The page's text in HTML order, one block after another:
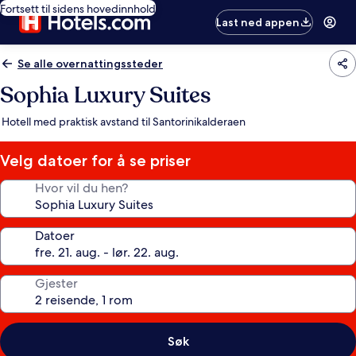
Fortsett til sidens hovedinnhold
Last ned appen
Se alle overnattingssteder
Sophia Luxury Suites
Hotell med praktisk avstand til Santorinikalderaen
Velg datoer for å se priser
Hvor vil du hen?
Datoer
Gjester
Søk